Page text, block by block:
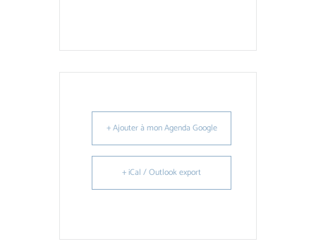
+ Ajouter à mon Agenda Google
+ iCal / Outlook export